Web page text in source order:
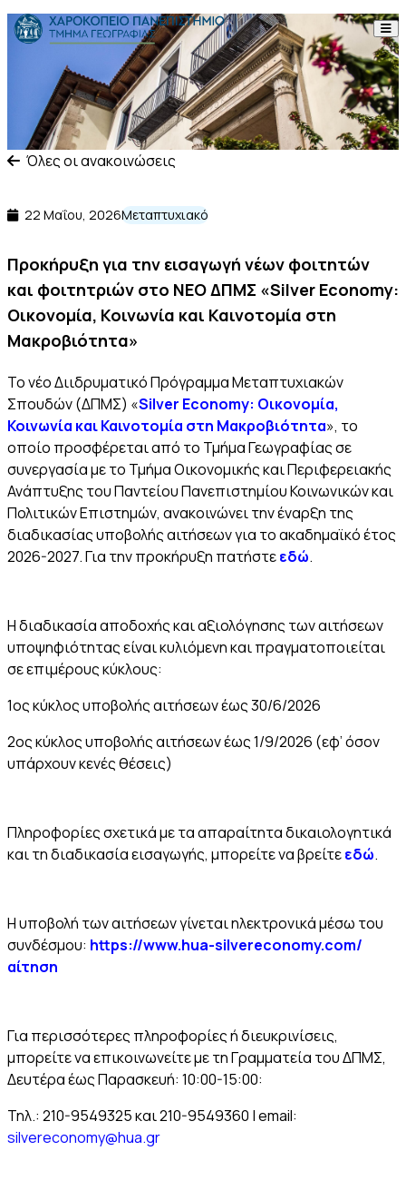
Skip to content
Το Τμήμα
Σπουδές
Έρευνα
Προσωπικό
Επικοινωνία
ΕΛEN
Όλες οι ανακοινώσεις
22 Μαΐου, 2026Μεταπτυχιακό
Προκήρυξη για την εισαγωγή νέων φοιτητών
και φοιτητριών στο ΝΕΟ ΔΠΜΣ «Silver Economy:
Οικονομία, Κοινωνία και Καινοτομία στη
Μακροβιότητα»
To νέο Διιδρυματικό Πρόγραμμα Μεταπτυχιακών
Σπουδών (ΔΠΜΣ) «Silver Economy: Οικονομία,
Κοινωνία και Καινοτομία στη Μακροβιότητα», το
οποίο προσφέρεται από το Τμήμα Γεωγραφίας σε
συνεργασία με το Τμήμα Οικονομικής και Περιφερειακής
Ανάπτυξης του Παντείου Πανεπιστημίου Κοινωνικών και
Πολιτικών Επιστημών, ανακοινώνει την έναρξη της
διαδικασίας υποβολής αιτήσεων για το ακαδημαϊκό έτος
2026-2027. Για την προκήρυξη πατήστεεδώ.
Η διαδικασία αποδοχής και αξιολόγησης των αιτήσεων
υποψηφιότητας είναι κυλιόμενη και πραγματοποιείται
σε επιμέρους κύκλους:
1ος κύκλος υποβολής αιτήσεων έως 30/6/2026
2ος κύκλος υποβολής αιτήσεων έως 1/9/2026 (εφ’ όσον
υπάρχουν κενές θέσεις)
Πληροφορίες σχετικά με τα απαραίτητα δικαιολογητικά
και τη διαδικασία εισαγωγής, μπορείτε να βρείτεεδώ.
Η υποβολή των αιτήσεων γίνεται ηλεκτρονικά μέσω του
συνδέσμου: https://www.hua-silvereconomy.com/
αίτηση
Για περισσότερες πληροφορίες ή διευκρινίσεις,
μπορείτε να επικοινωνείτε με τη Γραμματεία του ΔΠΜΣ,
Δευτέρα έως Παρασκευή: 10:00-15:00:
Τηλ.: 210-9549325 και 210-9549360 | email:
silvereconomy@hua.gr